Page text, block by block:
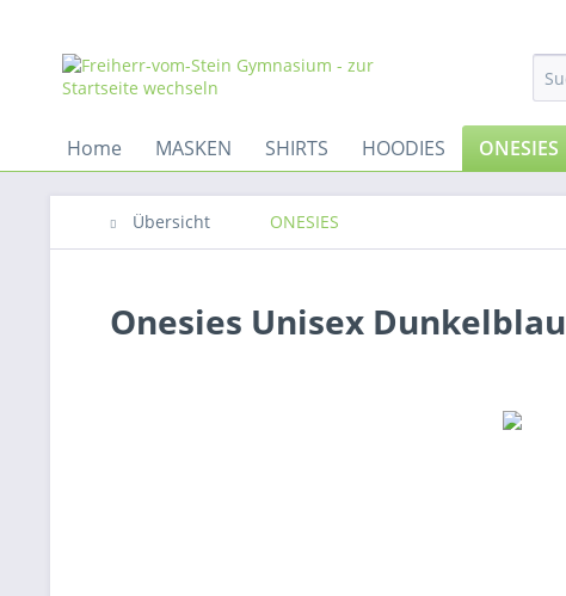
Home MASKEN SHIRTS HOODIES ONESIES
Übersicht ONESIES
Onesies Unisex Dunkelblau